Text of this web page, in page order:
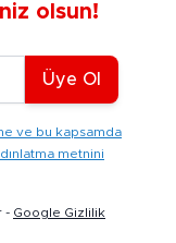
olsun!
Üye Ol
ve bu kapsamda
metnini
- Google Gizlilik